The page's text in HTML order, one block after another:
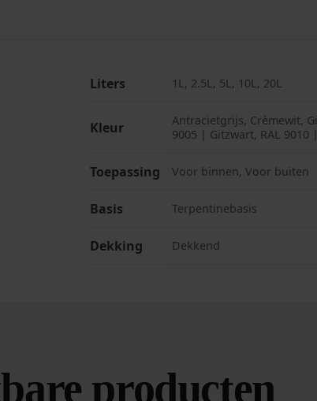
Liters 1L, 2.5L, 5L, 10L, 20L
Kleur
Antracietgrijs, Crèmewit,
9005 | Gitzwart, RAL
Toepassing Voor binnen, Voor buiten
Basis Terpentinebasis
Dekking Dekkend
producten